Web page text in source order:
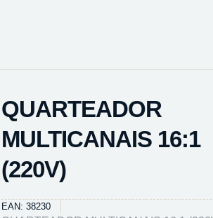
QUARTEADOR
MULTICANAIS 16:1
(220V)
EAN: 38230